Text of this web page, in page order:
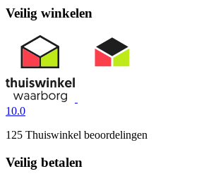
Veilig winkelen
10.0
125 Thuiswinkel beoordelingen
Veilig betalen